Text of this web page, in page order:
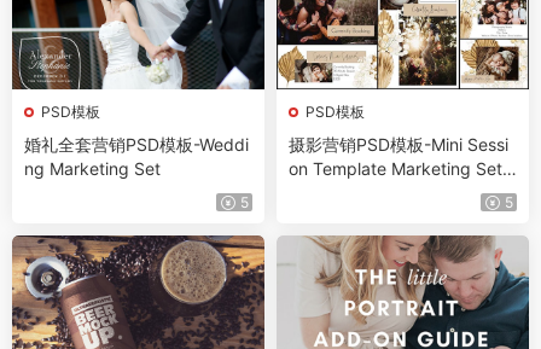
PSD模板
婚礼全套营销PSD模板-Weddi
ng Marketing Set
5
PSD模板
摄影营销PSD模板-Mini Sessi
on Template Marketing Set |
5